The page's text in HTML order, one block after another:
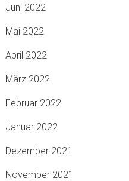
Juni 2022
Mai 2022
April 2022
März 2022
Februar 2022
Januar 2022
Dezember 2021
November 2021